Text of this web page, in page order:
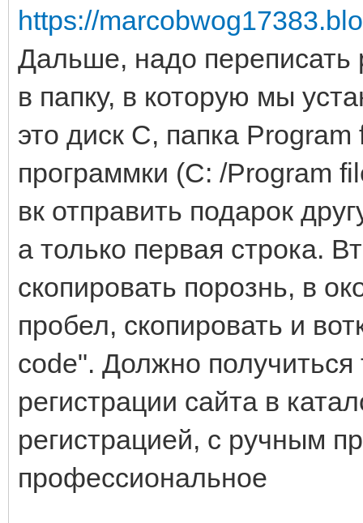
https://
Дальше, надо переписать
в папку, в которую мы
это диск С, папка
программки (C: /Program
вк отправить подарок
а только первая строка.
скопировать порознь, в
пробел, скопировать и
code". Должно
регистрации сайта в
регистрацией, с ручным
профессиональное